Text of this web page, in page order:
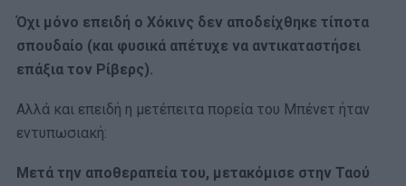
Όχι μόνο επειδή ο Χόκινς δεν αποδείχθηκε τίποτα
σπουδαίο (και φυσικά απέτυχε να αντικαταστήσει
επάξια τον Ρίβερς).
Αλλά και επειδή η μετέπειτα πορεία του Μπένετ ήταν
εντυπωσιακή:
Μετά την αποθεραπεία του, μετακόμισε στην Ταού